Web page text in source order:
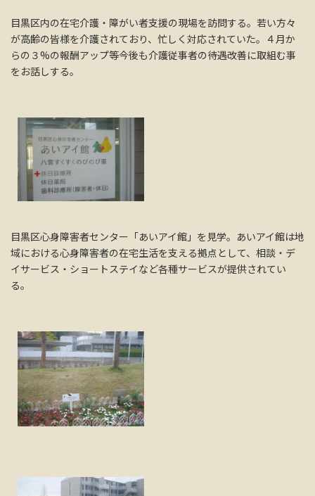
目黒区内の在宅介護・障がい者支援の現場を訪問する。若い方々
が高齢の皆様を介護されており、忙しく対応されていた。４月か
らの３%の報酬アップ等今後も介護従事者の待遇改善に取組む事
をお話しする。
目黒区心身障害者センター「あいアイ館」を見学。あいアイ館は地
域における心身障害者の在宅生活を支える拠点として、相談・デ
イサービス・ショートステイなど各種サービスが提供されてい
る。